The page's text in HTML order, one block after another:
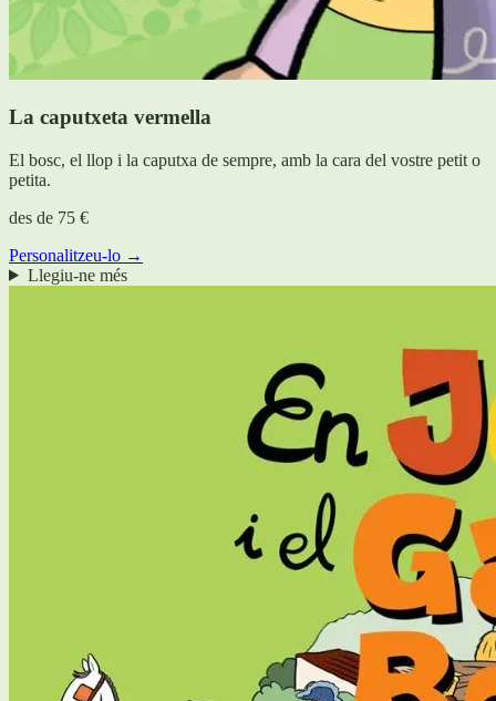
La caputxeta vermella
El bosc, el llop i la caputxa de sempre, amb la cara del vostre petit o
petita.
des de 75 €
Personalitzeu-lo →
Llegiu-ne més